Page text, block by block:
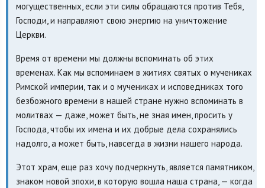
могущественных, если эти силы обращаются против Тебя,
Господи, и направляют свою энергию на уничтожение
Церкви.
Время от времени мы должны вспоминать об этих
временах. Как мы вспоминаем в житиях святых о мучениках
Римской империи, так и о мучениках и исповедниках того
безбожного времени в нашей стране нужно вспоминать в
молитвах — даже, может быть, не зная имен, просить у
Господа, чтобы их имена и их добрые дела сохранялись
надолго, а может быть, навсегда в жизни нашего народа.
Этот храм, еще раз хочу подчеркнуть, является памятником,
знаком новой эпохи, в которую вошла наша страна, — когда